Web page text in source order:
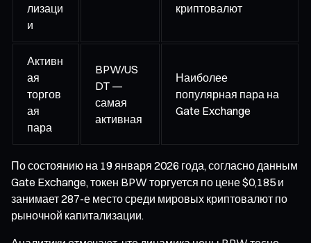
лизаци
и
криптовалют
Активн
ая
торгов
ая
пара
BPW/US
DT —
самая
активная
Наиболее
популярная пара на
Gate Exchange
По состоянию на 19 января 2026 года, согласно данным
Gate Exchange, токен BPW торгуется по цене $0,185 и
занимает 287-е место среди мировых криптовалют по
рыночной капитализации.